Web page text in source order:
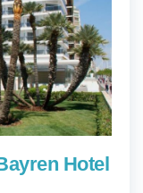
Hotel